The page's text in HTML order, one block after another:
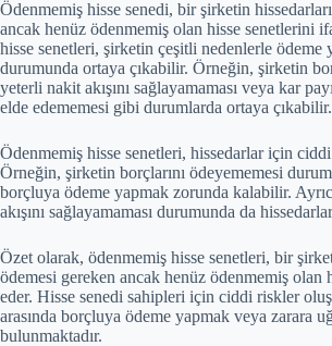
Ödenmemiş hisse senedi, bir şirketin
ancak henüz ödenmemiş olan hisse senetlerini
hisse senetleri, şirketin çeşitli nedenlerle ödeme
durumunda ortaya çıkabilir. Örneğin, şirketin
yeterli nakit akışını sağlayamaması veya kar
elde edememesi gibi durumlarda ortaya çıkabilir.
Ödenmemiş hisse senetleri, hissedarlar için
Örneğin, şirketin borçlarını ödeyememesi
borçluya ödeme yapmak zorunda kalabilir.
akışını sağlayamaması durumunda da
Özet olarak, ödenmemiş hisse senetleri, bir
ödemesi gereken ancak henüz ödenmemiş olan
eder. Hisse senedi sahipleri için ciddi riskler
arasında borçluya ödeme yapmak veya zarara
bulunmaktadır.